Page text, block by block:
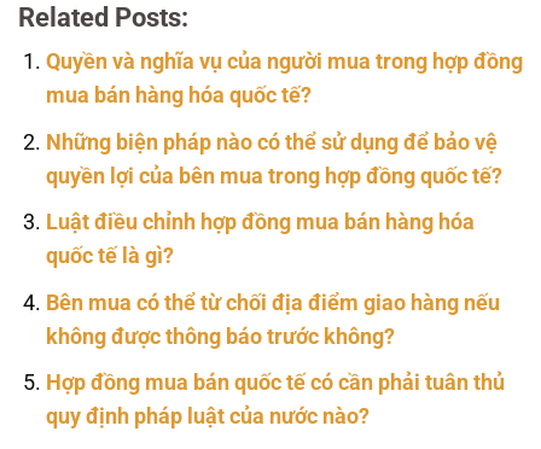
Related Posts:
Quyền và nghĩa vụ của người mua trong hợp đồng
mua bán hàng hóa quốc tế?
Những biện pháp nào có thể sử dụng để bảo vệ
quyền lợi của bên mua trong hợp đồng quốc tế?
Luật điều chỉnh hợp đồng mua bán hàng hóa
quốc tế là gì?
Bên mua có thể từ chối địa điểm giao hàng nếu
không được thông báo trước không?
Hợp đồng mua bán quốc tế có cần phải tuân thủ
quy định pháp luật của nước nào?